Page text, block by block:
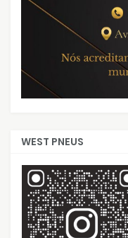
WEST PNEUS